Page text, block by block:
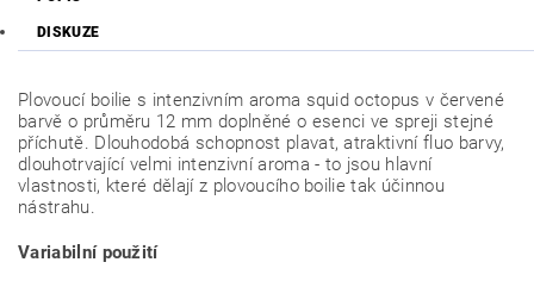
DISKUZE
Plovoucí boilie s intenzivním aroma squid octopus v červené
barvě o průměru 12 mm doplněné o esenci ve spreji stejné
příchutě. Dlouhodobá schopnost plavat, atraktivní fluo barvy,
dlouhotrvající velmi intenzivní aroma - to jsou hlavní
vlastnosti, které dělají z plovoucího boilie tak účinnou
nástrahu.
Variabilní použití